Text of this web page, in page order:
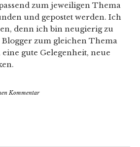
zum jeweiligen Thema
und gepostet werden. Ich
denn ich bin neugierig zu
Blogger zum gleichen Thema
gute Gelegenheit, neue
Kommentar